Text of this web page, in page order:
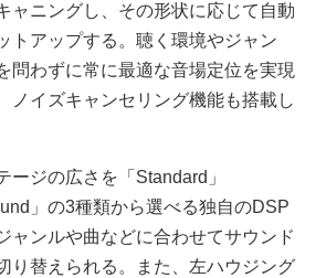
ャニングし、その形状に応じて自動
トアップする。聴く環境やジャン
問わずに常に最適な音場定位を実現
ノイズキャンセリング機能も搭載し
ジの広さを「Standard」
」の3種類から選べる独自のDSP
ャンルや曲などに合わせてサウンド
り替えられる。また、左ハウジング